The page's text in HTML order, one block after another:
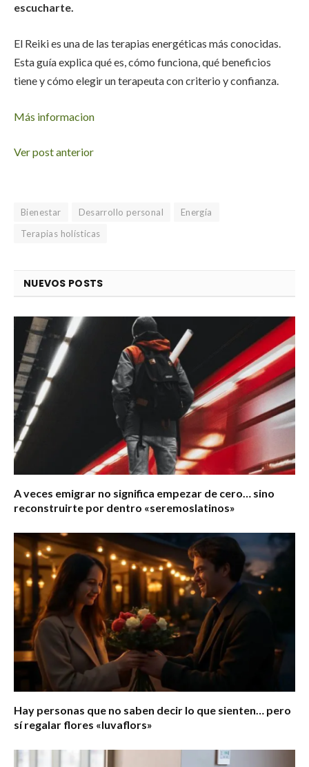
escucharte.
El Reiki es una de las terapias energéticas más conocidas.
Esta guía explica qué es, cómo funciona, qué beneficios
tiene y cómo elegir un terapeuta con criterio y confianza.
Más informacion
Ver post anterior
Bienestar Desarrollo personal
Energía
Terapias holísticas
NUEVOS POSTS
A veces emigrar no significa empezar de cero… sino
reconstruirte por dentro «seremoslatinos»
Hay personas que no saben decir lo que sienten… pero
sí regalar flores «luvaflors»